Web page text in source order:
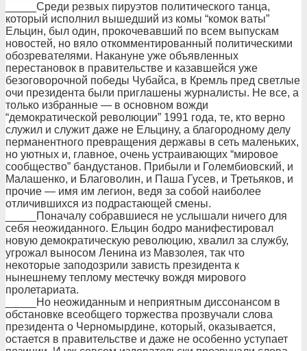
_____Среди резвых пируэтов политического танца,
который исполнил вышедший из комы “комок ваты”
Ельцин, был один, прокочевавший по всем выпускам
новостей, но вяло откомментированный политическими
обозревателями. Накануне уже объявленных
перестановок в правительстве и казавшейся уже
безоговорочной победы Чубайса, в Кремль пред светлые
очи президента были приглашены журналисты. Не все, а
только избранные — в основном вожди
“демократической революции” 1991 года, те, кто верно
служил и служит даже не Ельцину, а благородному делу
перманентного превращения державы в сеть маленьких,
но уютных и, главное, очень устраивающих “мировое
сообщество” бандустанов. Прибыли и Голембиовский, и
Малашенко, и Благоволин, и Паша Гусев, и Третьяков, и
прочие — имя им легион, ведя за собой наиболее
отличившихся из подрастающей смены.
_____Поначалу собравшиеся не услышали ничего для
себя неожиданного. Ельцин бодро манифестировал
новую демократическую революцию, хвалил за службу,
угрожал выносом Ленина из Мавзолея, так что
некоторые заподозрили зависть президента к
нынешнему теплому местечку вождя мирового
пролетариата.
_____Но неожиданным и неприятным диссонансом в
обстановке всеобщего торжества прозвучали слова
президента о Черномырдине, который, оказывается,
остается в правительстве и даже не особенно уступает